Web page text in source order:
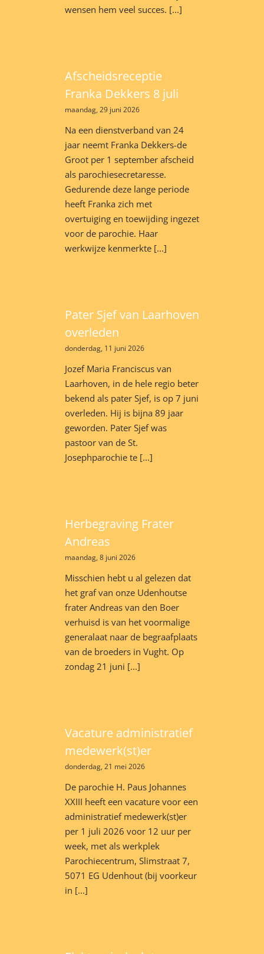
wensen hem veel succes. [...]
Afscheidsreceptie
Franka Dekkers 8 juli
maandag, 29 juni 2026
Na een dienstverband van 24
jaar neemt Franka Dekkers-de
Groot per 1 september afscheid
als parochiesecretaresse.
Gedurende deze lange periode
heeft Franka zich met
overtuiging en toewijding ingezet
voor de parochie. Haar
werkwijze kenmerkte [...]
Pater Sjef van Laarhoven
overleden
donderdag, 11 juni 2026
Jozef Maria Franciscus van
Laarhoven, in de hele regio beter
bekend als pater Sjef, is op 7 juni
overleden. Hij is bijna 89 jaar
geworden. Pater Sjef was
pastoor van de St.
Josephparochie te [...]
Herbegraving Frater
Andreas
maandag, 8 juni 2026
Misschien hebt u al gelezen dat
het graf van onze Udenhoutse
frater Andreas van den Boer
verhuisd is van het voormalige
generalaat naar de begraafplaats
van de broeders in Vught. Op
zondag 21 juni [...]
Vacature administratief
medewerk(st)er
donderdag, 21 mei 2026
De parochie H. Paus Johannes
XXIII heeft een vacature voor een
administratief medewerk(st)er
per 1 juli 2026 voor 12 uur per
week, met als werkplek
Parochiecentrum, Slimstraat 7,
5071 EG Udenhout (bij voorkeur
in [...]